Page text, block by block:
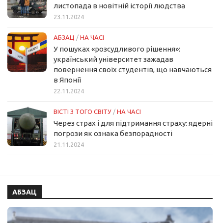
листопада в новітній історії людства
23.11.2024
АБЗАЦ / НА ЧАСІ
У пошуках «розсудливого рішення»:
український університет зажадав
повернення своїх студентів, що навчаються
в Японії
22.11.2024
ВІСТІ З ТОГО СВІТУ / НА ЧАСІ
Через страх і для підтримання страху: ядерні
погрози як ознака безпорадності
21.11.2024
АБЗАЦ